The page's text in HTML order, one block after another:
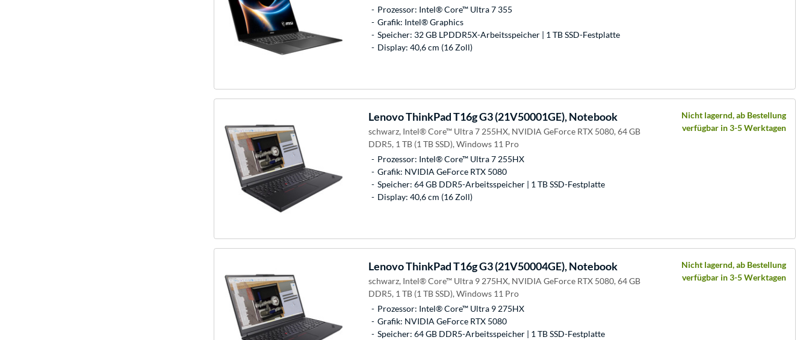
Prozessor: Intel® Core™ Ultra 7 355
Grafik: Intel® Graphics
Speicher: 32 GB LPDDR5X-Arbeitsspeicher | 1 TB SSD-Festplatte
Display: 40,6 cm (16 Zoll)
LenovoThinkPad T16g G3 (21V50001GE), Notebook
schwarz, Intel® Core™ Ultra 7 255HX, NVIDIA GeForce RTX 5080, 64 GB
DDR5, 1 TB (1 TB SSD), Windows 11 Pro
Prozessor: Intel® Core™ Ultra 7 255HX
Grafik: NVIDIA GeForce RTX 5080
Speicher: 64 GB DDR5-Arbeitsspeicher | 1 TB SSD-Festplatte
Display: 40,6 cm (16 Zoll)
Nicht lagernd, ab Bestellung
verfügbar in 3-5 Werktagen
LenovoThinkPad T16g G3 (21V50004GE), Notebook
schwarz, Intel® Core™ Ultra 9 275HX, NVIDIA GeForce RTX 5080, 64 GB
DDR5, 1 TB (1 TB SSD), Windows 11 Pro
Prozessor: Intel® Core™ Ultra 9 275HX
Grafik: NVIDIA GeForce RTX 5080
Speicher: 64 GB DDR5-Arbeitsspeicher | 1 TB SSD-Festplatte
Nicht lagernd, ab Bestellung
verfügbar in 3-5 Werktagen